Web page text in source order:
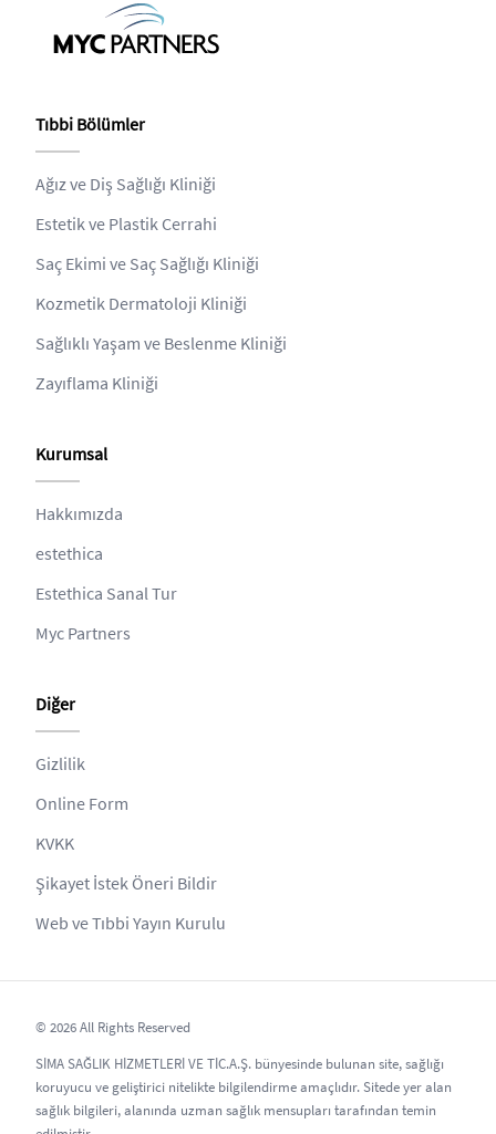
Tıbbi Bölümler
Ağız ve Diş Sağlığı Kliniği
Estetik ve Plastik Cerrahi
Saç Ekimi ve Saç Sağlığı Kliniği
Kozmetik Dermatoloji Kliniği
Sağlıklı Yaşam ve Beslenme Kliniği
Zayıflama Kliniği
Kurumsal
Hakkımızda
estethica
Estethica Sanal Tur
Myc Partners
Diğer
Gizlilik
Online Form
KVKK
Şikayet İstek Öneri Bildir
Web ve Tıbbi Yayın Kurulu
© 2026 All Rights Reserved
SİMA SAĞLIK HİZMETLERİ VE TİC.A.Ş. bünyesinde bulunan site, sağlığı
koruyucu ve geliştirici nitelikte bilgilendirme amaçlıdır. Sitede yer alan
sağlık bilgileri, alanında uzman sağlık mensupları tarafından temin